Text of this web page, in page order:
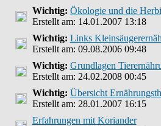
Wichtig: Ökologie und die
Erstellt am: 14.01.2007 13:18
Wichtig: Links
Erstellt am: 09.08.2006 09:48
Wichtig: Grundlagen
Erstellt am: 24.02.2008 00:45
Wichtig: Übersicht
Erstellt am: 28.01.2007 16:15
Erfahrungen mit Koriander